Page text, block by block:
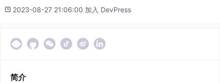
2023-08-27 21:06:00 加入 DevPress
简介